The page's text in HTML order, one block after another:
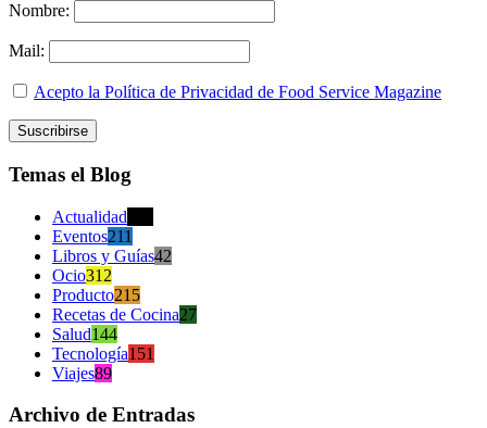
Nombre:
Mail:
Acepto la Política de Privacidad de Food Service Magazine
Temas el Blog
Actualidad
Eventos211
Libros y Guías42
Ocio312
Producto215
Recetas de Cocina27
Salud144
Tecnología151
Viajes89
Archivo de Entradas